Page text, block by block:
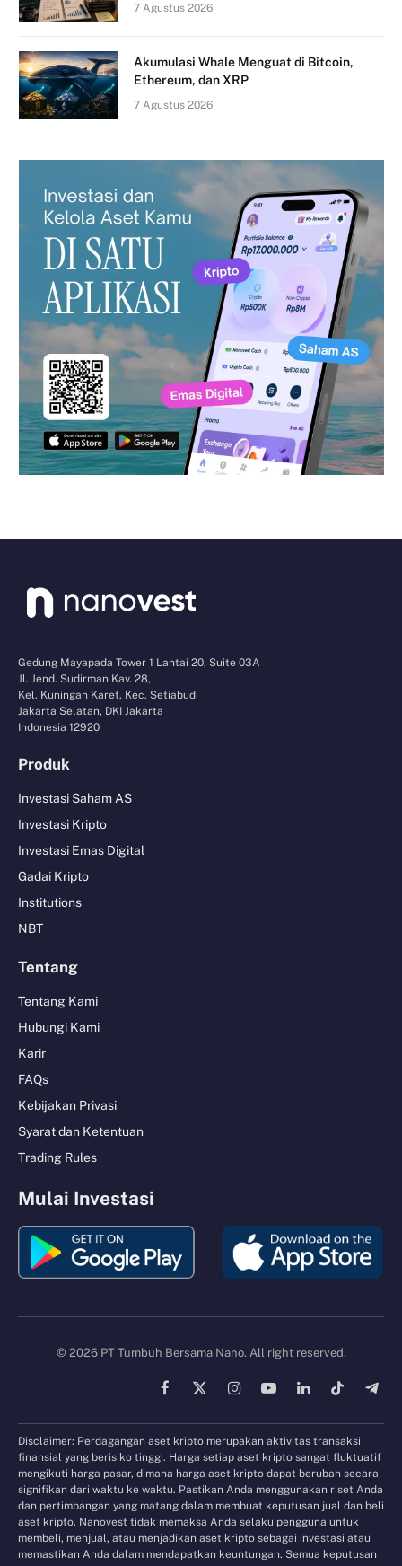
7 Agustus 2026
Akumulasi Whale Menguat di Bitcoin,
Ethereum, dan XRP
7 Agustus 2026
Gedung Mayapada Tower 1 Lantai 20, Suite 03A
Jl. Jend. Sudirman Kav. 28,
Kel. Kuningan Karet, Kec. Setiabudi
Jakarta Selatan, DKI Jakarta
Indonesia 12920
Produk
Investasi Saham AS
Investasi Kripto
Investasi Emas Digital
Gadai Kripto
Institutions
NBT
Tentang
Tentang Kami
Hubungi Kami
Karir
FAQs
Kebijakan Privasi
Syarat dan Ketentuan
Trading Rules
Mulai Investasi
© 2026 PT Tumbuh Bersama Nano. All right reserved.
Facebook
X
InstagramYouTubeLinkedInTikTok
Disclaimer: Perdagangan aset kripto merupakan aktivitas transaksi
finansial yang berisiko tinggi. Harga setiap aset kripto sangat fluktuatif
mengikuti harga pasar, dimana harga aset kripto dapat berubah secara
signifikan dari waktu ke waktu. Pastikan Anda menggunakan riset Anda
dan pertimbangan yang matang dalam membuat keputusan jual dan beli
aset kripto. Nanovest tidak memaksa Anda selaku pengguna untuk
membeli, menjual, atau menjadikan aset kripto sebagai investasi atau
memastikan Anda dalam mendapatkan keuntungan. Semua keputusan